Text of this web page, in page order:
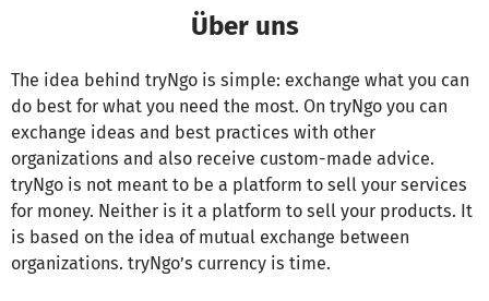
Über uns
The idea behind tryNgo is simple: exchange what you can
do best for what you need the most. On tryNgo you can
exchange ideas and best practices with other
organizations and also receive custom-made advice.
tryNgo is not meant to be a platform to sell your services
for money. Neither is it a platform to sell your products. It
is based on the idea of mutual exchange between
organizations. tryNgo’s currency is time.